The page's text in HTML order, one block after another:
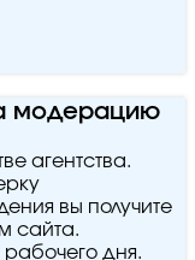
модерацию
агентства.
вы получите
сайта.
дня.